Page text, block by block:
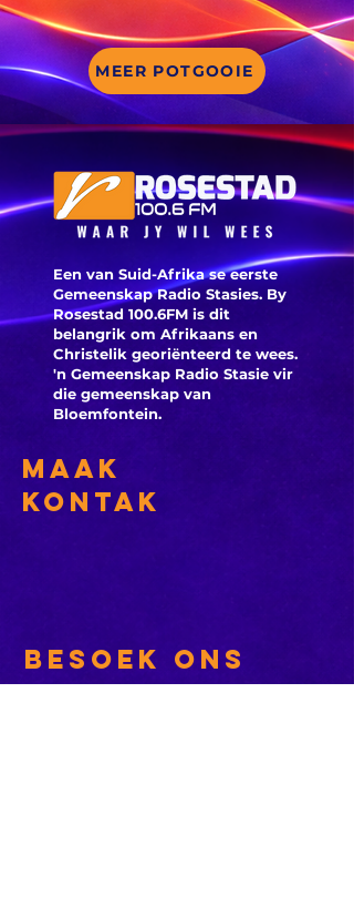
MEER POTGOOIE
Een van Suid-Afrika se eerste
Gemeenskap Radio Stasies. By
Rosestad 100.6FM is dit
belangrik om Afrikaans en
Christelik georiënteerd te wees.
'n Gemeenskap Radio Stasie vir
die gemeenskap van
Bloemfontein.
Maak
Kontak
Besoek ons